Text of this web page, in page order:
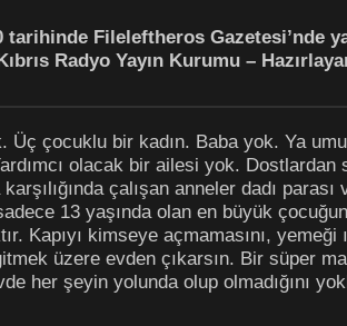
Fileleftheros Gazetesi’nde
Radyo Yayın Kurumu –
çocuklu bir kadın. Baba yok. Ya
olacak bir ailesi yok. Dostlardan
çalışan anneler dadı
13 yaşında olan en büyük
Kapıyı kimseye açmamasını, yemeği
üzere evden çıkarsın. Bir süper
her şeyin yolunda olup olmadığını